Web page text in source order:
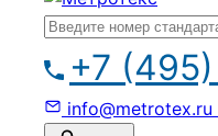
+7
info@metrotex.ru